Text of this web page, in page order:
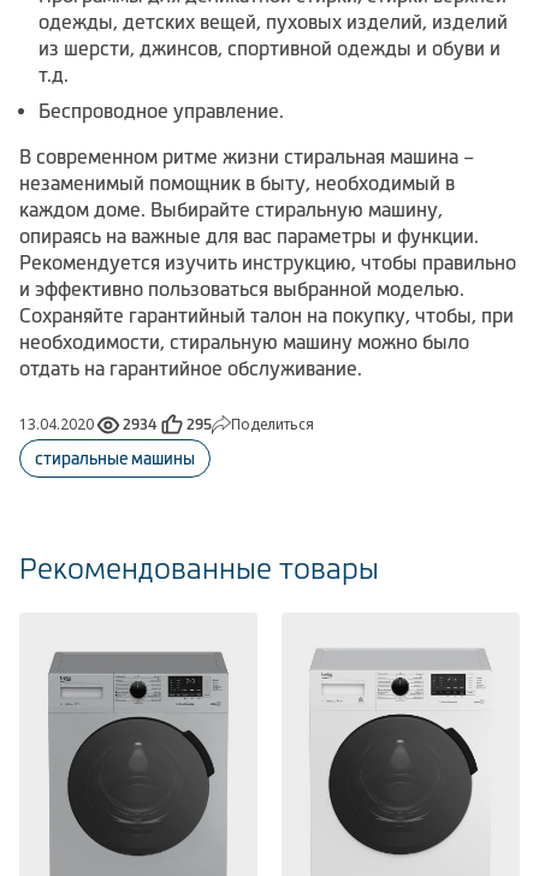
одежды, детских вещей, пуховых изделий, изделий
из шерсти, джинсов, спортивной одежды и обуви и
т.д.
Беспроводное управление.
В современном ритме жизни стиральная машина –
незаменимый помощник в быту, необходимый в
каждом доме. Выбирайте стиральную машину,
опираясь на важные для вас параметры и функции.
Рекомендуется изучить инструкцию, чтобы правильно
и эффективно пользоваться выбранной моделью.
Сохраняйте гарантийный талон на покупку, чтобы, при
необходимости, стиральную машину можно было
отдать на гарантийное обслуживание.
13.04.2020 2934 295 Поделиться
стиральные машины
Рекомендованные товары